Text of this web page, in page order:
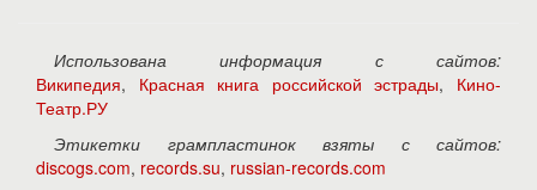
Использована информация с сайтов:
Википедия, Красная книга российской эстрады, Кино-
Театр.РУ
Этикетки грампластинок взяты с сайтов:
discogs.com, records.su, russian-records.com